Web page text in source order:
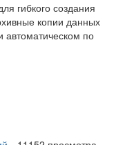
гибкого создания
копии данных
автоматическом по